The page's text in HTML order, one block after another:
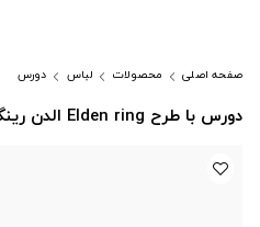
صفحه اصلی محصولات لباس دورس
دورس با طرح Elden ring الدن رینگ